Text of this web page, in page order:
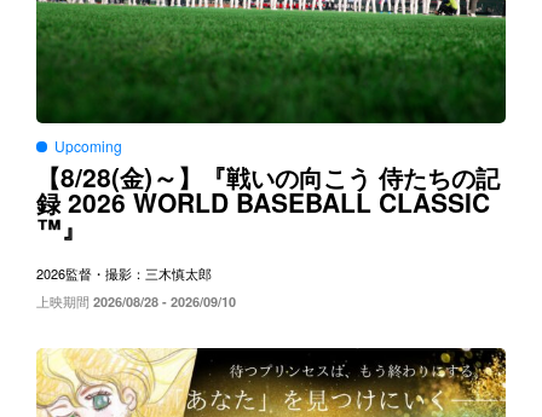
Upcoming
【8/28(金)～】『戦いの向こう 侍たちの記
録2026 WORLD BASEBALL CLASSIC
™』
2026監督・撮影：三木慎太郎
上映期間 2026/08/28 - 2026/09/10